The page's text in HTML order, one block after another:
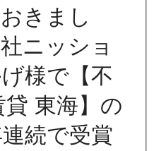
きまし
ニッショ
様で【不
東海】の
続で受賞